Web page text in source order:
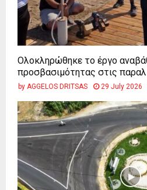
Ολοκληρώθηκε το έργο
προσβασιμότητας στις
by AGGELOS DRITSAS 29 July 2026